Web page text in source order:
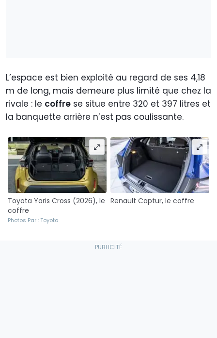
L’espace est bien exploité au regard de ses 4,18
m de long, mais demeure plus limité que chez la
rivale : le coffre se situe entre 320 et 397 litres et
la banquette arrière n’est pas coulissante.
Toyota Yaris Cross (2026), le
coffre
Photos Par : Toyota
Renault Captur, le coffre